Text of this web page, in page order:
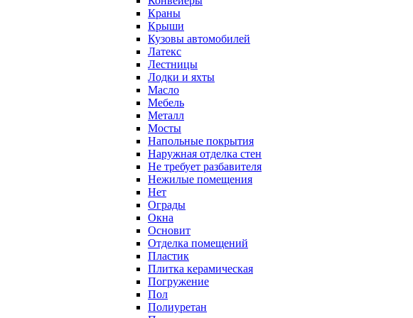
Краны
Крыши
Кузовы автомобилей
Латекс
Лестницы
Лодки и яхты
Масло
Мебель
Металл
Мосты
Напольные покрытия
Наружная отделка стен
Не требует разбавителя
Нежилые помещения
Нет
Ограды
Окна
Основит
Отделка помещений
Пластик
Плитка керамическая
Погружение
Пол
Полиуретан